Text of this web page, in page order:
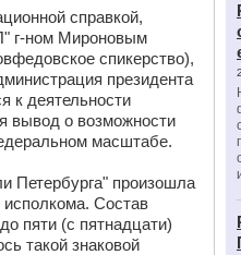
справкой,
г-ном Мироновым
спикерство),
президента
к деятельности
вывод о возможности
масштабе.
Петербурга" произошла
исполкома. Состав
пяти (с пятнадцати)
такой знаковой